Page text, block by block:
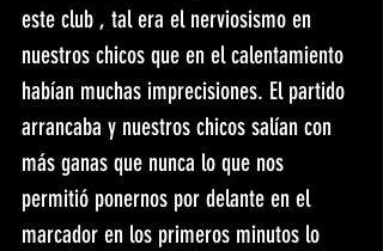
este club , tal era el nerviosismo en
nuestros chicos que en el calentamiento
habían muchas imprecisiones. El partido
arrancaba y nuestros chicos salían con
más ganas que nunca lo que nos
permitió ponernos por delante en el
marcador en los primeros minutos lo